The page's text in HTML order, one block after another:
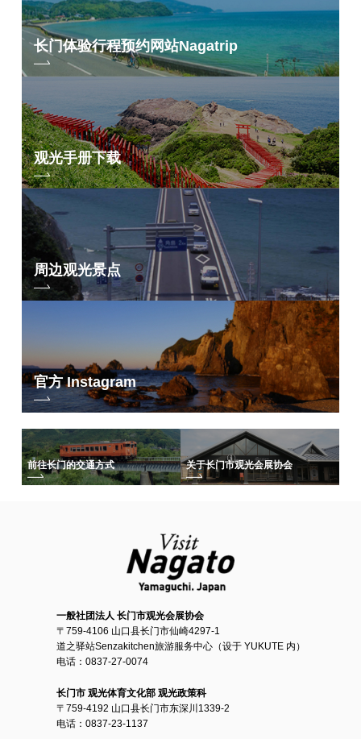
长门体验行程预约网站Nagatrip
观光手册下载
周边观光景点
官方 Instagram
前往长门的交通方式 关于长门市观光会展协会
一般社团法人 长门市观光会展协会
〒759-4106 山口县长门市仙崎4297-1
道之驿站Senzakitchen旅游服务中心（设于 YUKUTE 内）
电话：0837-27-0074
长门市 观光体育文化部 观光政策科
〒759-4192 山口县长门市东深川1339-2
电话：0837-23-1137